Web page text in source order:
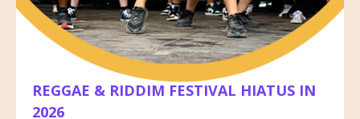
REGGAE & RIDDIM FESTIVAL HIATUS IN
2026